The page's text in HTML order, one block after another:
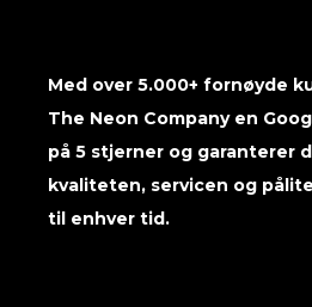
Med over 5.000+ fornøyde
The Neon Company en
på 5 stjerner og garanterer
kvaliteten, servicen og
til enhver tid.